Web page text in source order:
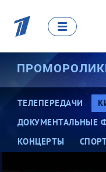
ТЕЛЕПЕРЕДАЧИ
ДОКУМЕНТАЛЬНЫЕ
КОНЦЕРТЫ